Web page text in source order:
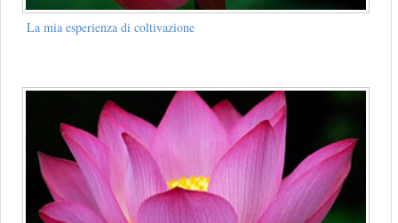
La mia esperienza di coltivazione